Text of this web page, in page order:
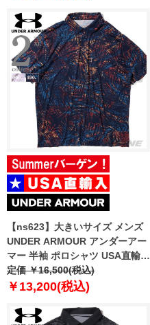
【ns623】大きいサイズ メンズ
UNDER ARMOUR アンダーアー
マー 半袖 ポロシャツ USA直輸入
um0969
定価 ￥16,500(税込)
￥13,200(税込)